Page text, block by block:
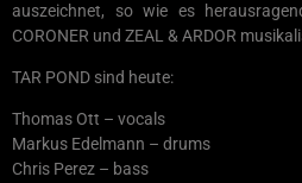
auszeichnet, so wie es
CORONER und ZEAL & ARDOR
TAR POND sind heute:
Thomas Ott – vocals
Markus Edelmann – drums
Chris Perez – bass